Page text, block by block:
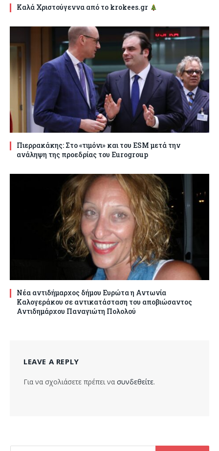
Καλά Χριστούγεννα από το krokees.gr
Πιερρακάκης: Στο «τιμόνι» και του ESM μετά την
ανάληψη της προεδρίας του Eurogroup
Νέα αντιδήμαρχος δήμου Ευρώτα η Αντωνία
Καλογεράκου σε αντικατάσταση του αποβιώσαντος
Αντιδημάρχου Παναγιώτη Πολολού
LEAVE A REPLY
Για να σχολιάσετε πρέπει να συνδεθείτε.